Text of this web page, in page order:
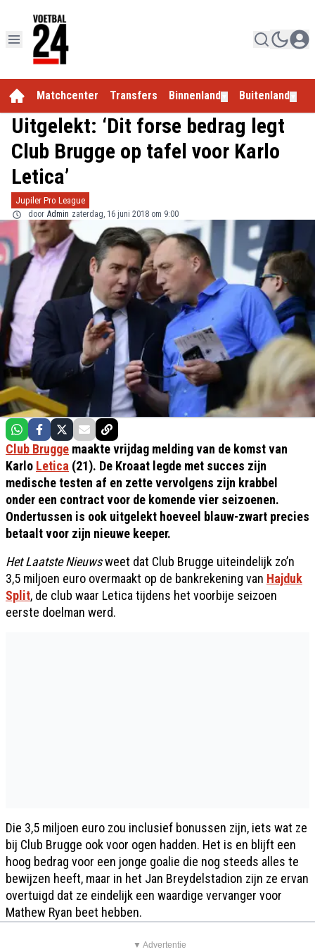
Matchcenter Transfers Binnenland Buitenland
Uitgelekt: ‘Dit forse bedrag legt
Club Brugge op tafel voor Karlo
Letica’
Jupiler Pro League
door Admin zaterdag, 16 juni 2018 om 9:00
Club Brugge maakte vrijdag melding van de komst van
Karlo Letica (21). De Kroaat legde met succes zijn
medische testen af en zette vervolgens zijn krabbel
onder een contract voor de komende vier seizoenen.
Ondertussen is ook uitgelekt hoeveel blauw-zwart precies
betaalt voor zijn nieuwe keeper.
Het Laatste Nieuwsweet dat Club Brugge uiteindelijk zo’n
3,5 miljoen euro overmaakt op de bankrekening van Hajduk
Split, de club waar Letica tijdens het voorbije seizoen
eerste doelman werd.
Die 3,5 miljoen euro zou inclusief bonussen zijn, iets wat ze
bij Club Brugge ook voor ogen hadden. Het is en blijft een
hoog bedrag voor een jonge goalie die nog steeds alles te
bewijzen heeft, maar in het Jan Breydelstadion zijn ze ervan
overtuigd dat ze eindelijk een waardige vervanger voor
Mathew Ryan beet hebben.
▼ Advertentie